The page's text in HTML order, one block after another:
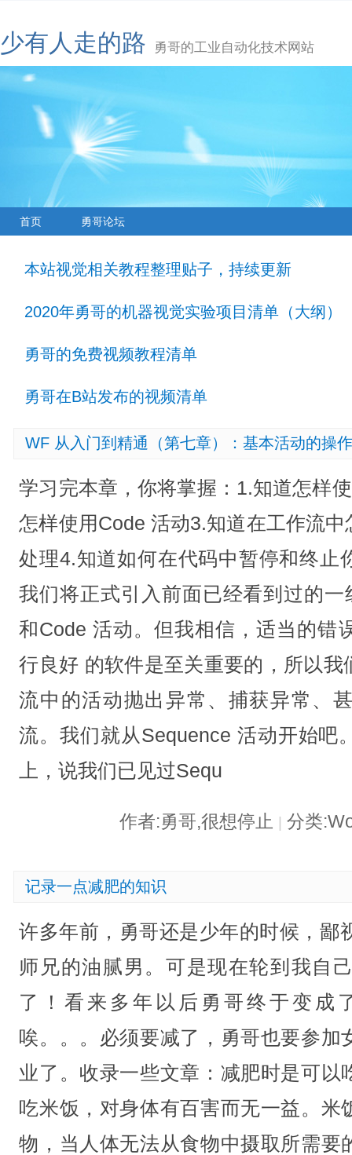
少有人走的路 勇哥的工业自动化技术网站
首页 勇哥论坛
本站视觉相关教程整理贴子，持续更新
2020年勇哥的机器视觉实验项目清单（大纲）
勇哥的免费视频教程清单
勇哥在B站发布的视频清单
WF 从入门到精通（第七章）：基本活动的操
学习完本章，你将掌握：1.知道怎样
怎样使用Code 活动3.知道在工作流
处理4.知道如何在代码中暂停和终止
我们将正式引入前面已经看到过的
和Code 活动。但我相信，适当的错
行良好 的软件是至关重要的，所以
流中的活动抛出异常、捕获异常、
流。我们就从Sequence 活动开始吧
上，说我们已见过Sequ
作者:勇哥,很想停止 分类
记录一点减肥的知识
许多年前，勇哥还是少年的时候，鄙
师兄的油腻男。可是现在轮到我自
了！看来多年以后勇哥终于变成
唉。。。必须要减了，勇哥也要参加
业了。收录一些文章：减肥时是可以
吃米饭，对身体有百害而无一益。米
物，当人体无法从食物中摄取所需要